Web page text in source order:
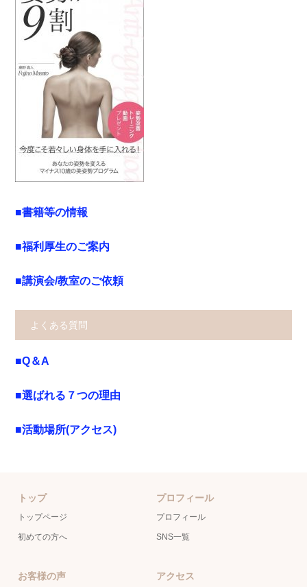
■書籍等の情報
■福利厚生のご案内
■講演会/教室のご依頼
よくある質問
■Q＆A
■選ばれる７つの理由
■活動場所(アクセス)
トップ
トップページ
初めての方へ
プロフィール
プロフィール
SNS一覧
お客様の声 アクセス